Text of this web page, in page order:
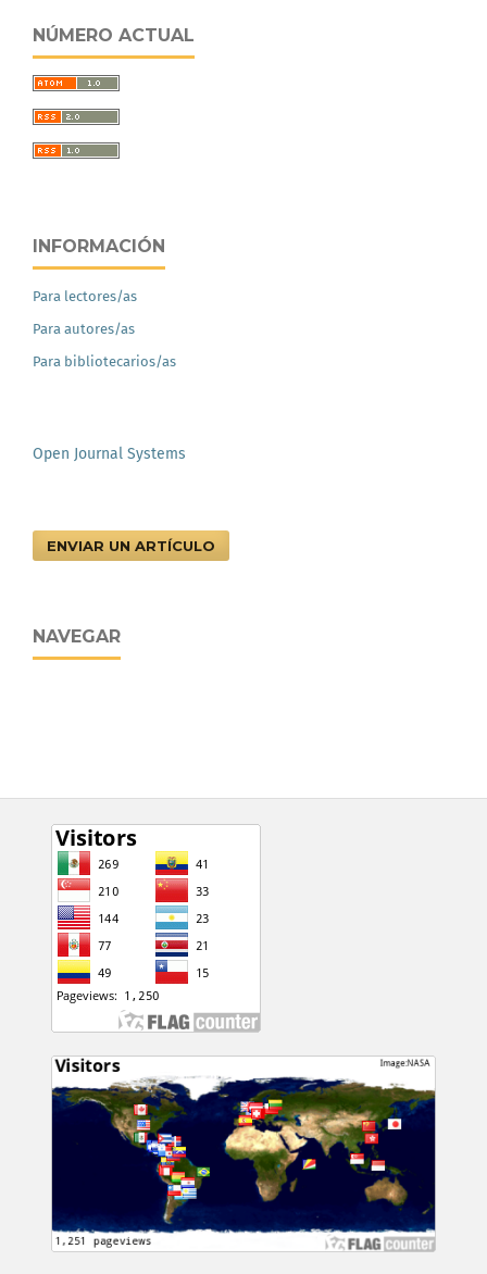
NÚMERO ACTUAL
INFORMACIÓN
Para lectores/as
Para autores/as
Para bibliotecarios/as
Open Journal Systems
ENVIAR UN ARTÍCULO
NAVEGAR